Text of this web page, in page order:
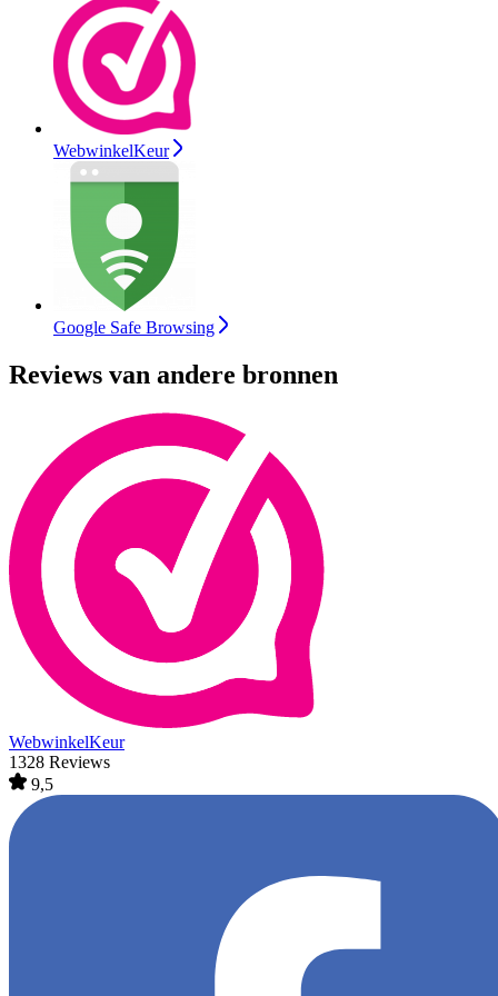
WebwinkelKeur
Google Safe Browsing
Reviews van andere bronnen
WebwinkelKeur
1328 Reviews
9,5